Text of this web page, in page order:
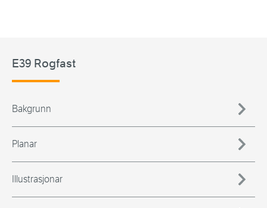
E39 Rogfast
Bakgrunn
Planar
Illustrasjonar